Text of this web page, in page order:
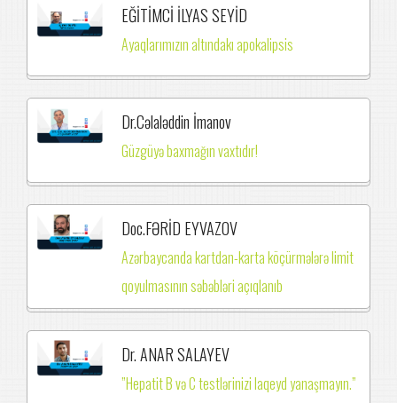
EĞİTİMCİ İLYAS SEYİD
Ayaqlarımızın altındakı apokalipsis
Dr.Cəlaləddin İmanov
Güzgüyə baxmağın vaxtıdır!
Doc.FƏRİD EYVAZOV
Azərbaycanda kartdan-karta köçürmələrə limit
qoyulmasının səbəbləri açıqlanıb
Dr. ANAR SALAYEV
”Hepatit B və C testlərinizi laqeyd yanaşmayın.”